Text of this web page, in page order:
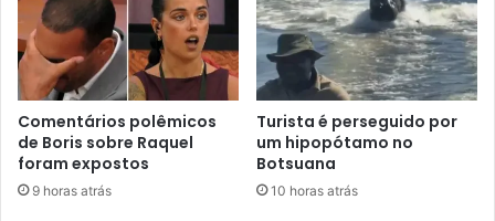
Comentários polêmicos
de Boris sobre Raquel
foram expostos
9 horas atrás
Turista é perseguido por
um hipopótamo no
Botsuana
10 horas atrás